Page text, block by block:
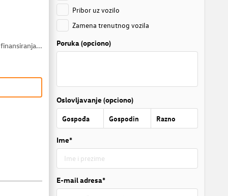
Pribor uz vozilo
Zamena trenutnog vozila
Poruka (opciono)
Oslovljavanje (opciono)
Gospođa Gospodin Razno
Ime*
E-mail adresa*